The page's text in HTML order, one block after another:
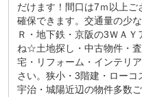
だけます！間口は7ｍ以上
確保できます。交通量の少
Ｒ・地下鉄・京阪の3ＷＡ
ね☆土地探し・中古物件・
宅・リフォーム・インテリ
さい。狭小・3階建・ローコ
宇治・城陽近辺の物件多数